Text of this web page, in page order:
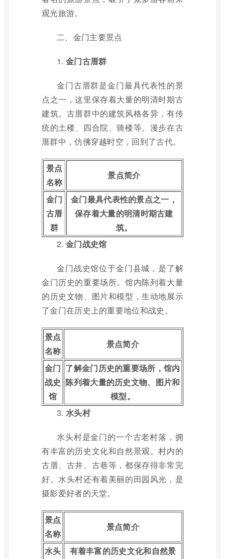
观光旅游。
二、金门主要景点
1. 金门古厝群
金门古厝群是金门最具代表性的景
点之一，这里保存着大量的明清时期古
建筑。古厝群中的建筑风格各异，有传
统的土楼、四合院、骑楼等。漫步在古
厝群中，仿佛穿越时空，回到了古代。
景点
名称
景点简介
金门
古厝
群
金门最具代表性的景点之一，
保存着大量的明清时期古建
筑。
2. 金门战史馆
金门战史馆位于金门县城，是了解
金门历史的重要场所。馆内陈列着大量
的历史文物、图片和模型，生动地展示
了金门在历史上的重要地位和战史。
景点
名称
景点简介
金门
战史
馆
了解金门历史的重要场所，馆内
陈列着大量的历史文物、图片和
模型。
3. 水头村
水头村是金门的一个古老村落，拥
有丰富的历史文化和自然景观。村内的
古厝、古井、古巷等，都保存得非常完
好。水头村还有着美丽的田园风光，是
摄影爱好者的天堂。
景点
名称
景点简介
水头
有着丰富的历史文化和自然景